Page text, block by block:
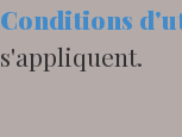
Conditions
s'appliquent.